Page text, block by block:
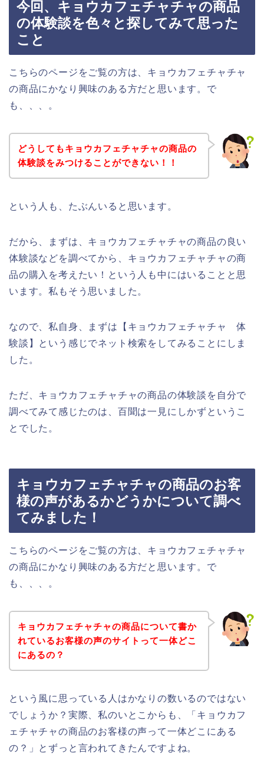
今回、キョウカフェチャチャの商品
の体験談を色々と探してみて思った
こと
こちらのページをご覧の方は、キョウカフェチャチャ
の商品にかなり興味のある方だと思います。で
も、、、。
どうしてもキョウカフェチャチャの商品の
体験談をみつけることができない！！
という人も、たぶんいると思います。
だから、まずは、キョウカフェチャチャの商品の良い
体験談などを調べてから、キョウカフェチャチャの商
品の購入を考えたい！という人も中にはいることと思
います。私もそう思いました。
なので、私自身、まずは【キョウカフェチャチャ 体
験談】という感じでネット検索をしてみることにしま
した。
ただ、キョウカフェチャチャの商品の体験談を自分で
調べてみて感じたのは、百聞は一見にしかずというこ
とでした。
キョウカフェチャチャの商品のお客
様の声があるかどうかについて調べ
てみました！
こちらのページをご覧の方は、キョウカフェチャチャ
の商品にかなり興味のある方だと思います。で
も、、、。
キョウカフェチャチャの商品について書か
れているお客様の声のサイトって一体どこ
にあるの？
という風に思っている人はかなりの数いるのではない
でしょうか？実際、私のいとこからも、「キョウカフ
ェチャチャの商品のお客様の声って一体どこにある
の？」とずっと言われてきたんですよね。